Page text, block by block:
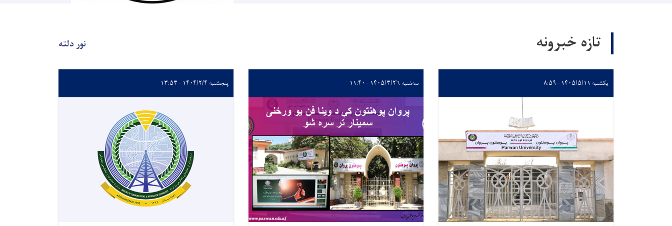
تازه خبرونه نور دلته
یکشنبه ۱۴۰۵/۵/۱۱ - ۸:۵۹ سه‌شنبه ۱۴۰۵/۳/۲۶ - ۱۱:۴۰ پنجشنبه ۱۴۰۴/۲/۴ - ۱۳:۵۳